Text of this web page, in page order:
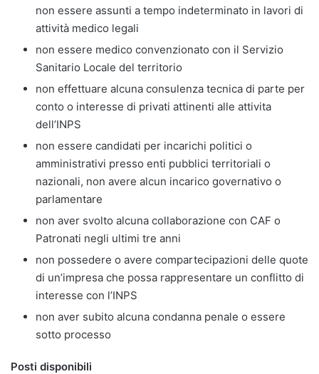
non essere assunti a tempo indeterminato in lavori di
attività medico legali
non essere medico convenzionato con il Servizio
Sanitario Locale del territorio
non effettuare alcuna consulenza tecnica di parte per
conto o interesse di privati attinenti alle attivita
dell’INPS
non essere candidati per incarichi politici o
amministrativi presso enti pubblici territoriali o
nazionali, non avere alcun incarico governativo o
parlamentare
non aver svolto alcuna collaborazione con CAF o
Patronati negli ultimi tre anni
non possedere o avere compartecipazioni delle quote
di un’impresa che possa rappresentare un conflitto di
interesse con l’INPS
non aver subito alcuna condanna penale o essere
sotto processo
Posti disponibili